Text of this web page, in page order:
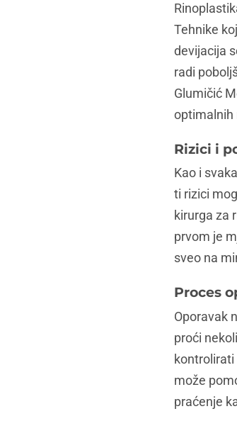
Tehnike
devijacija
radi
Glumičić
optimalnih
Rizici i
Kao i
ti rizici
kirurga za
prvom je
sveo na
Proces
Oporavak
proći
kontrolirati
može
praćenje